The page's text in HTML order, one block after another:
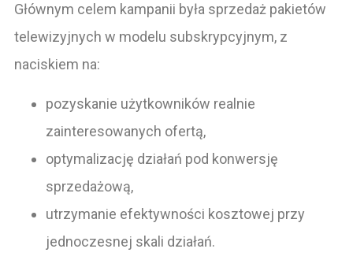
Głównym celem kampanii była sprzedaż pakietów
telewizyjnych w modelu subskrypcyjnym, z
naciskiem na:
pozyskanie użytkowników realnie
zainteresowanych ofertą,
optymalizację działań pod konwersję
sprzedażową,
utrzymanie efektywności kosztowej przy
jednoczesnej skali działań.